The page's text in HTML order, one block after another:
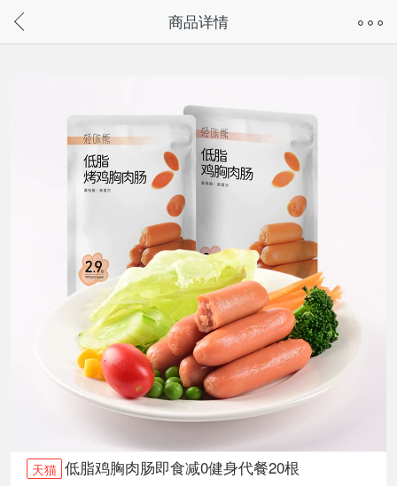
请通过微信或支付宝搜“奇兔客小程序”访问
商品详情
天猫 低脂鸡胸肉肠即食减0健身代餐20根